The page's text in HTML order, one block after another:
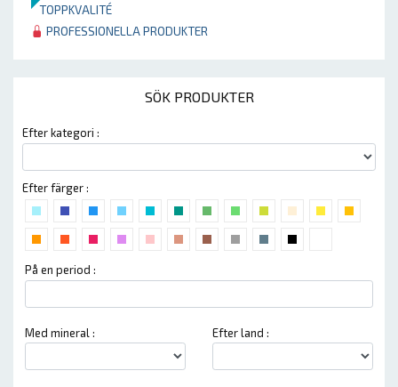
TOPPKVALITÉ
PROFESSIONELLA PRODUKTER
SÖK PRODUKTER
Efter kategori :
Efter färger :
På en period :
Med mineral : Efter land :